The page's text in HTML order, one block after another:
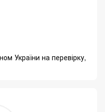
України на перевірку,